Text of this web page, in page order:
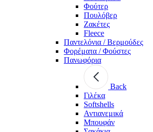
Φούτερ
Πουλόβερ
Ζακέτες
Fleece
Παντελόνια / Βερμούδες
Φορέματα / Φούστες
Πανωφόρια
Back
Γιλέκα
Softshells
Αντιανεμικά
Μπουφάν